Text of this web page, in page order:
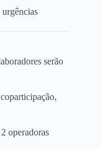
serão
operadoras